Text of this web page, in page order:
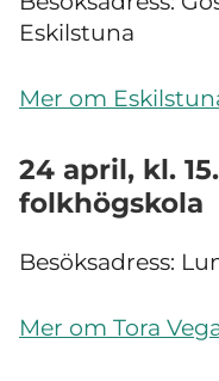
Eskilstuna
Mer om
24 april, kl.
folkhögskola
Besöksadress:
Mer om Tora